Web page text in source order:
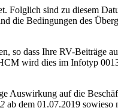
Folglich sind zu diesem
die Bedingungen des
dass Ihre RV-Beiträge
wird dies im Infotyp
Auswirkung auf die
ab dem 01.07.2019 sowieso